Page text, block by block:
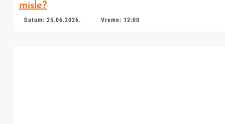
misle?
Datum: 25.06.2026. Vreme: 12:00